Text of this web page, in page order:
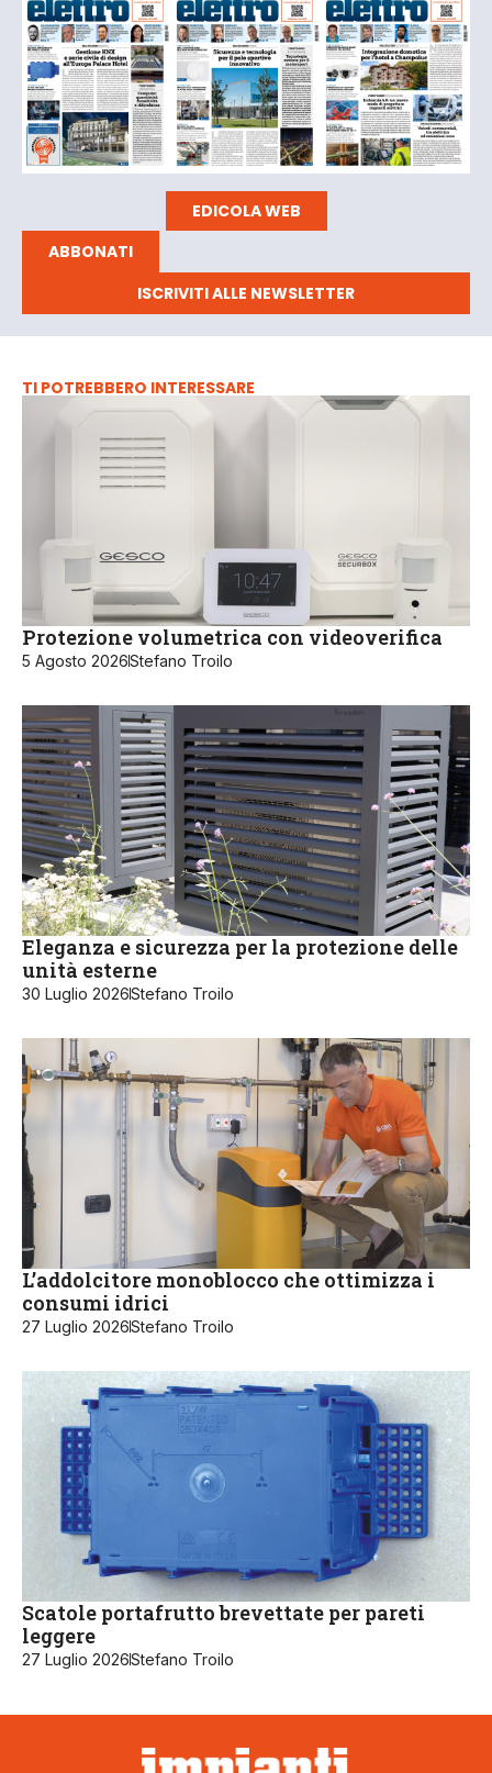
EDICOLA WEB
ABBONATI
ISCRIVITI ALLE NEWSLETTER
TI POTREBBERO INTERESSARE
Protezione volumetrica con videoverifica
5 Agosto 2026Stefano Troilo
Eleganza e sicurezza per la protezione delle
unità esterne
30 Luglio 2026Stefano Troilo
L’addolcitore monoblocco che ottimizza i
consumi idrici
27 Luglio 2026Stefano Troilo
Scatole portafrutto brevettate per pareti
leggere
27 Luglio 2026Stefano Troilo